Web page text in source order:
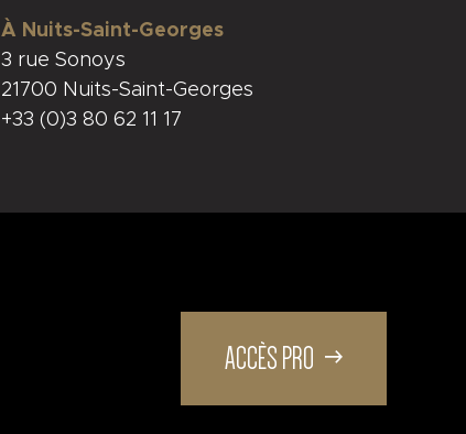
À Nuits-Saint-Georges
3 rue Sonoys
21700 Nuits-Saint-Georges
+33 (0)3 80 62 11 17
ACCÈS PRO